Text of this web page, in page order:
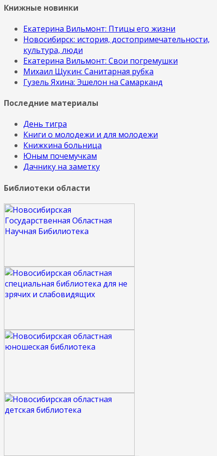
Книжные новинки
Екатерина Вильмонт: Птицы его жизни
Новосибирск: история, достопримечательности,
культура, люди
Екатерина Вильмонт: Свои погремушки
Михаил Щукин: Санитарная рубка
Гузель Яхина: Эшелон на Самарканд
Последние материалы
День тигра
Книги о молодежи и для молодежи
Книжкина больница
Юным почемучкам
Дачнику на заметку
Библиотеки области